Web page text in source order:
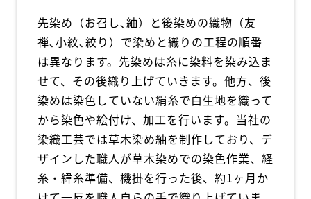
先染め（お召し､紬）と後染めの織物（友
禅､小紋､絞り）で染めと織りの工程の順番
は異なります。先染めは糸に染料を染み込ま
せて、その後織り上げていきます。他方、後
染めは染色していない絹糸で白生地を織って
から染色や絵付け、加工を行います。当社の
染織工芸では草木染め紬を制作しており、デ
ザインした職人が草木染めでの染色作業、経
糸・緯糸準備、機掛を行った後、約1ヶ月か